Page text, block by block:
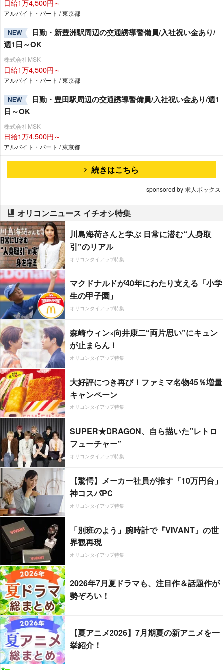
日給1万4,500円～
アルバイト・パート / 東京都
NEW
日勤・新豊洲駅周辺の交通誘導警備員/入社祝い金あり/
週1日～OK
株式会社MSK
日給1万4,500円～
アルバイト・パート / 東京都
NEW
日勤・豊田駅周辺の交通誘導警備員/入社祝い金あり/週1
日～OK
株式会社MSK
日給1万4,500円～
アルバイト・パート / 東京都
続きはこちら
sponsored by 求人ボックス
オリコンニュース イチオシ特集
川島海荷さんと学ぶ 日常に潜む“人身取
引”のリアル
オリコンタイアップ特集
マクドナルドが40年にわたり支える「小学
生の甲子園」
オリコンタイアップ特集
森崎ウィン×向井康二“両片思い”にキュン
が止まらん！
オリコンタイアップ特集
大好評につき再び！ファミマ名物45％増量
キャンペーン
オリコンタイアップ特集
SUPER★DRAGON、自ら描いた”レトロ
フューチャー”
オリコンタイアップ特集
【驚愕】メーカー社員が推す「10万円台」
神コスパPC
オリコンタイアップ特集
「別班のよう」腕時計で『VIVANT』の世
界観再現
オリコンタイアップ特集
2026年7月夏ドラマも、注目作＆話題作が
勢ぞろい！
【夏アニメ2026】7月期夏の新アニメを一
挙紹介！